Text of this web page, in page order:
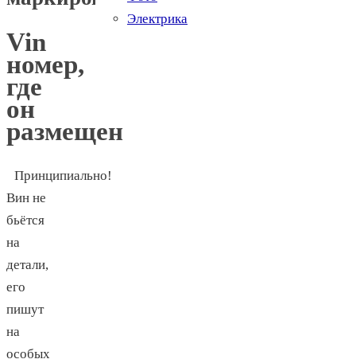
Vin
номер,
где
он
размещен
Принципиально!
Вин не
бьётся
на
детали,
его
пишут
на
особых
Электрика